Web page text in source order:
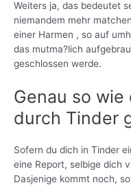
Weiters ja, das bedeutet
niemandem mehr
einer Harmen , so auf
das mutma?lich
geschlossen werde.
Genau so
durch Tinder
Sofern du dich in Tinder
eine Report, selbige dich
Dasjenige kommt noch,